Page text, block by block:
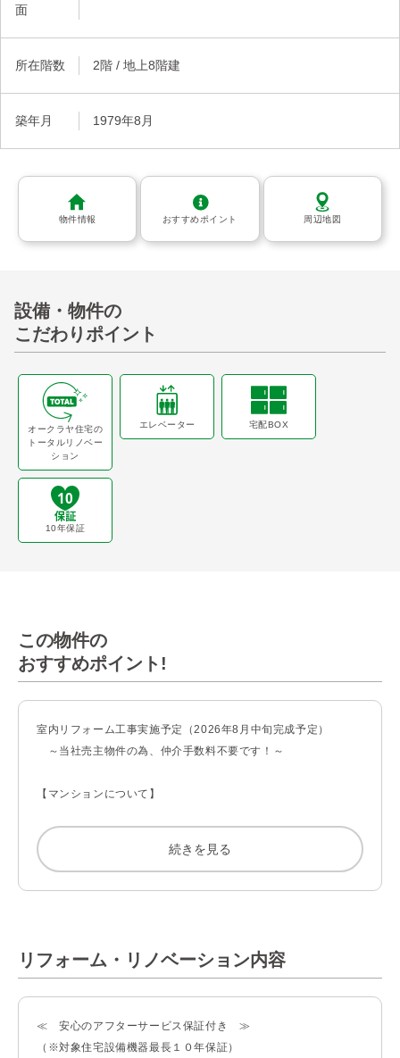
面
所在階数 2階 / 地上8階建
築年月 1979年8月
物件情報 おすすめポイント 周辺地図
設備・物件の
こだわりポイント
オークラヤ住宅の
トータルリノベー
ション
エレベーター 宅配BOX
10年保証
この物件の
おすすめポイント!
室内リフォーム工事実施予定（2026年8月中旬完成予定）
～当社売主物件の為、仲介手数料不要です！～
【マンションについて】
〇２駅３路線利用可能で、通勤・通学やお出かけに便利な立地で
【お部屋について】
続きを見る
リフォーム・リノベーション内容
≪　安心のアフターサービス保証付き　≫
（※対象住宅設備機器最長１０年保証）